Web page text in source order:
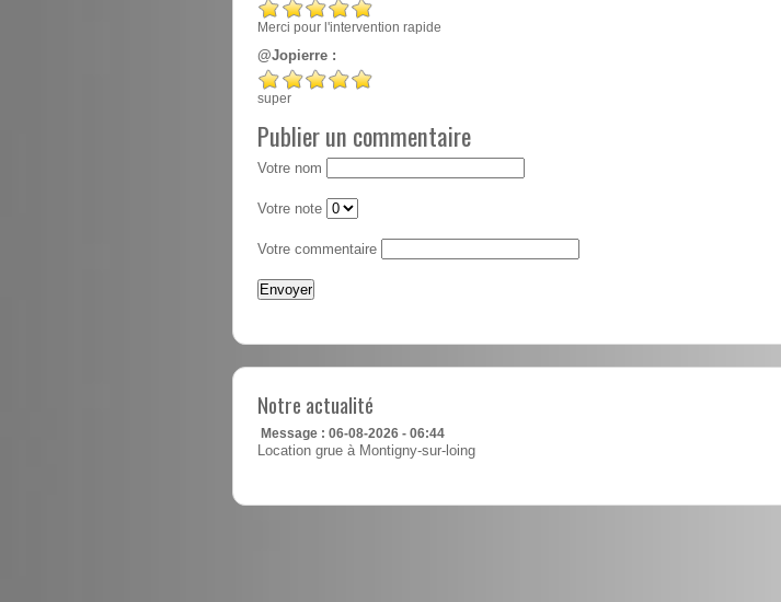
Merci pour l'intervention rapide
@Jopierre :
super
Publier un commentaire
Votre nom
Votre note
Votre commentaire
Notre actualité
Message : 06-08-2026 - 06:44
Location grue à Montigny-sur-loing